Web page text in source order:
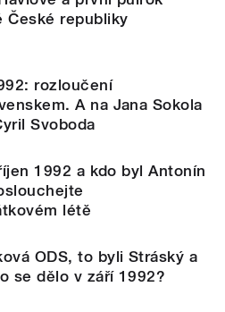
České republiky
rozloučení
A na Jana Sokola
Svoboda
1992 a kdo byl Antonín
létě
ODS, to byli Stráský a
se dělo v září 1992?